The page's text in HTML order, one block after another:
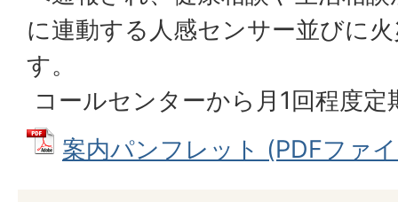
に連動する人感センサー並びに
す。
コールセンターから月1回程度
案内パンフレット (PDFファ